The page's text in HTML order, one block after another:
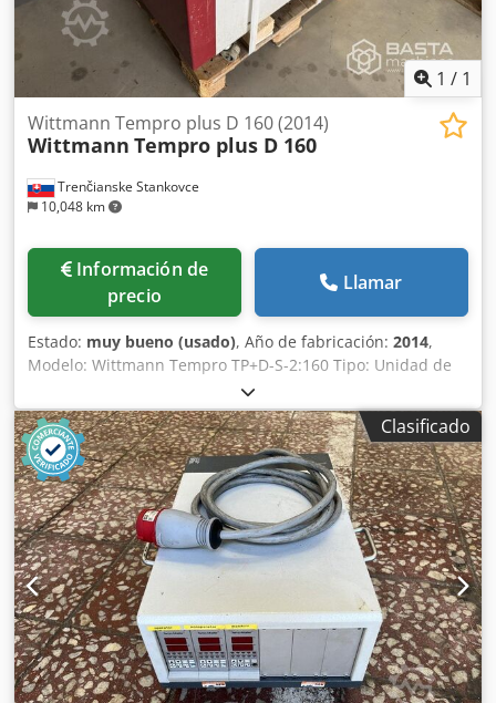
1 / 1
Trenčianske Stankovce
10,048 km
Wittmann Tempro plus D 160 (2014)
Wittmann Tempro plus D 160
Información de
precio
Llamar
Estado: muy bueno (usado), Año de fabricación: 2014,
Modelo: Wittmann Tempro TP+D-S-2:160 Tipo: Unidad de
termorregulación de agua a presión de dos zonas
Dcedpexykm Sofx Aklek Temperatura máxima: 160 °C
Potencia de calefacción: aprox. 9 kW por zona (opcional
hasta 12-16 kW) Bomba: Acoplamiento magnético, 40-60
l/min, hasta 4,5-6 bar Medio: Agua (sistema presurizado)
Refrigeración: Intercambiador de calor de placas, agua de
refrigeración G 3/8″ Conexiones de molde: G 3/4″ Voltaje: 3
× 400 V / 50 Hz Precisión de control: ±0,2 °C Zonas: 2
circuitos independientes Características: Llenado
automático, monitoreo de presión, bomba sin fugas,
lavado de molde, control de calefacción SSR Opciones
incluidas: Paquete de seguridad SO-C + aumento de
potencia S-PLUS D 160 Dimensiones: aprox. 880 × 550 ×
1000 mm Peso: aprox. 95-120 kg
Clasificado